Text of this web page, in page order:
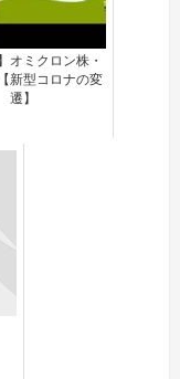
オミクロン株・
新型コロナの変
遷】